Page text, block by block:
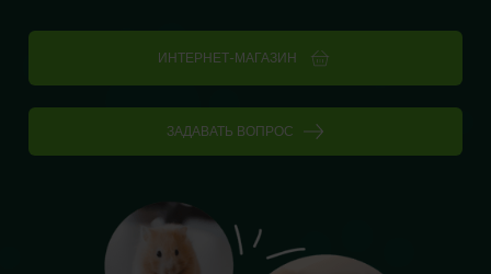
ИНТЕРНЕТ-МАГАЗИН
ЗАДАВАТЬ ВОПРОС